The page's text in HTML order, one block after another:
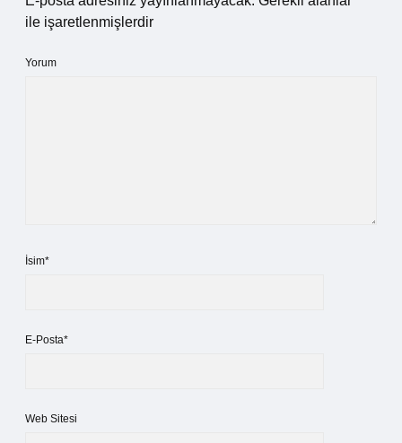
ile işaretlenmişlerdir
Yorum
İsim*
E-Posta*
Web Sitesi